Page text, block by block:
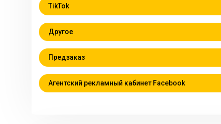
TikTok
Другое
Предзаказ
Агентский рекламный кабинет Facebook